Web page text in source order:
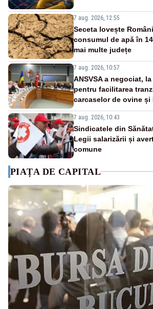
7 aug. 2026, 12:55
Seceta lovește
consumul de apă în
mai multe județe
7 aug. 2026, 10:57
ANSVSA a negociat,
pentru facilitarea
carcaselor de ovine și
7 aug. 2026, 10:43
Sindicatele din
Legii salarizării și
comune
PIAȚA DE CAPITAL